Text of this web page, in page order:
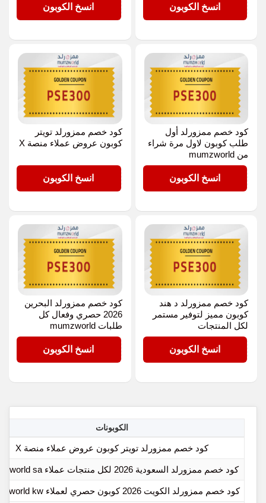
PSE300انسخ الكوبون PSE300انسخ الكوبون
كود خصم ممزورلد أول
طلب كوبون لاول مرة شراء
من mumzworld
PSE300انسخ الكوبون
كود خصم ممزورلد تويتر
كوبون عروض عملاء منصة X
PSE300انسخ الكوبون
كود خصم ممزورلد د هند
كوبون مميز لتوفير مستمر
لكل المنتجات
PSE300انسخ الكوبون
كود خصم ممزورلد البحرين
2026 حصري وفعال كل
طلبات mumzworld
PSE300انسخ الكوبون
الكوبونات
كود خصم ممزورلد تويتر كوبون عروض عملاء منصة X
كود خصم ممزورلد السعودية 2026 لكل منتجات عملاء mumzworld sa
كود خصم ممزورلد الكويت 2026 كوبون حصري لعملاء mumzworld kw